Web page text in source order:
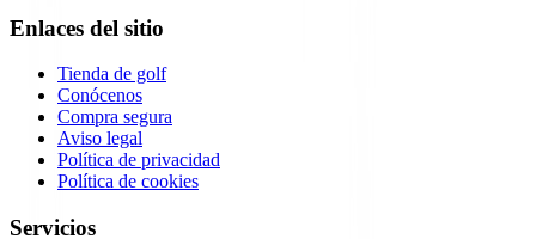
Enlaces del sitio
Tienda de golf
Conócenos
Compra segura
Aviso legal
Política de privacidad
Política de cookies
Servicios